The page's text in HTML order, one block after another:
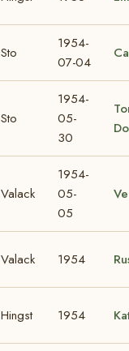
Sto
1954-
07-04
Sto
1954-
05-
30
Valack
1954-
05-
05
Valack 1954
Hingst 1954